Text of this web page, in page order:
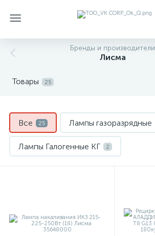
Бренды и производители
Лисма
Товары 25
Все 25 Лампы газоразрядные
Лампы Галогенные КГ 2
Лампы спец.назначения